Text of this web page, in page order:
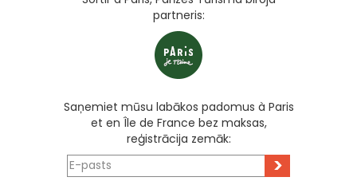
partneris:
Saņemiet mūsu labākos padomus à Paris
et en Île de France bez maksas,
reģistrācija zemāk:
>